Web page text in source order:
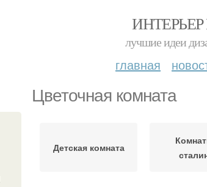
лучшие идеи
главная
Цветочная комната
Детская комната